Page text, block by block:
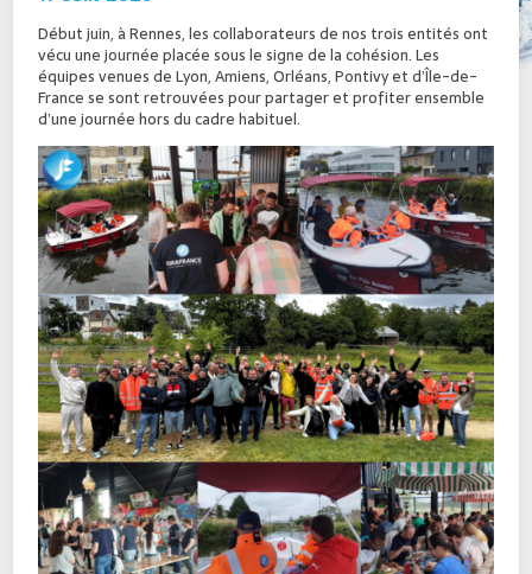
Début juin, à Rennes, les collaborateurs de nos trois entités ont
vécu une journée placée sous le signe de la cohésion. Les
équipes venues de Lyon, Amiens, Orléans, Pontivy et d’Île-de-
France se sont retrouvées pour partager et profiter ensemble
d’une journée hors du cadre habituel.